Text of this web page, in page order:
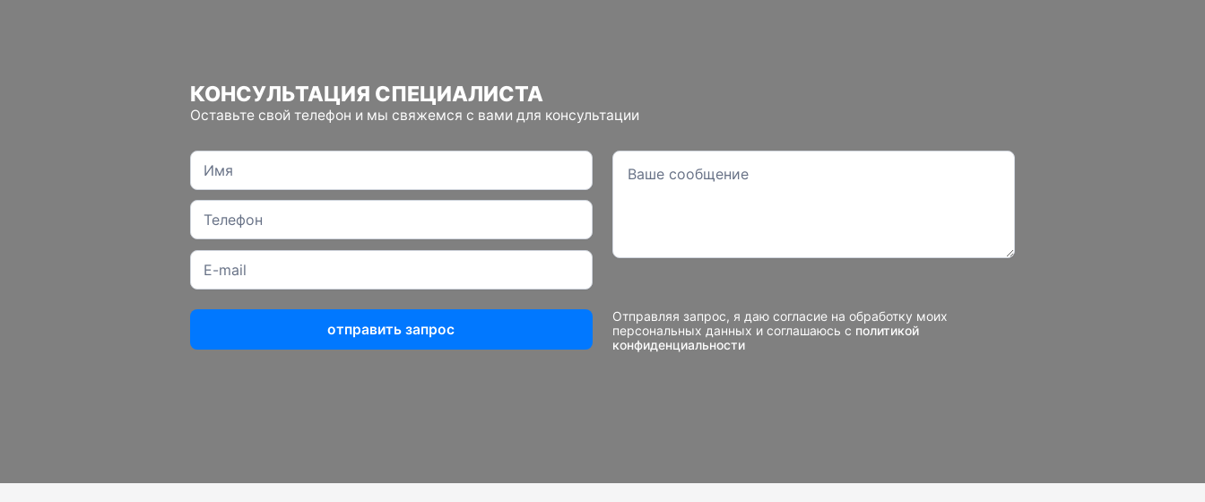
КОНСУЛЬТАЦИЯ СПЕЦИАЛИСТА
Оставьте свой телефон и мы свяжемся с вами для консультации
отправить запрос
Отправляя запрос, я даю согласие на обработку моих
персональных данных и соглашаюсь с политикой
конфиденциальности